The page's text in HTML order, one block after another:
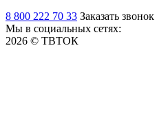
8 800 222 70 33 Заказать звонок
Мы в социальных сетях:
2026 © ТВТОК